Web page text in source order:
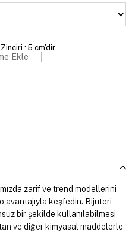
: 5 cm'dir.
Ekle
zarif ve trend modellerini
avantajıyla keşfedin. Bijuteri
bir şekilde kullanılabilmesi
ve diğer kimyasal maddelerle